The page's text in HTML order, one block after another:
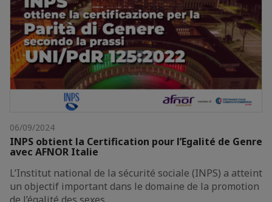
06/09/2024
INPS obtient la Certification pour l’Egalité de Genre
avec AFNOR Italie
L’Institut national de la sécurité sociale (INPS) a atteint
un objectif important dans le domaine de la promotion